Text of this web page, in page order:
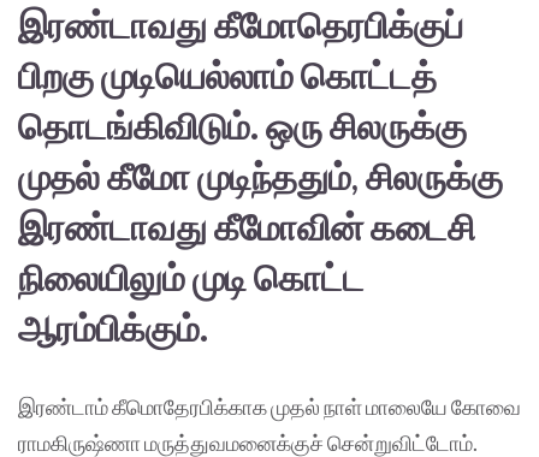
இரண்டாவது கீமோதெரபிக்குப்
பிறகு முடியெல்லாம் கொட்டத்
தொடங்கிவிடும். ஒரு சிலருக்கு
முதல் கீமோ முடிந்ததும், சிலருக்கு
இரண்டாவது கீமோவின் கடைசி
நிலையிலும் முடி கொட்ட
ஆரம்பிக்கும்.
இரண்டாம் கீமொதேரபிக்காக முதல் நாள் மாலையே கோவை
ராமகிருஷ்ணா மருத்துவமனைக்குச் சென்றுவிட்டோம்.